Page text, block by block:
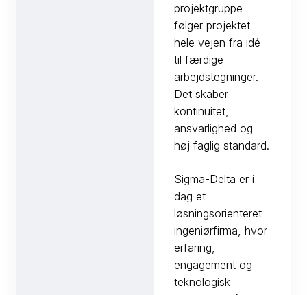
projektgruppe
følger projektet
hele vejen fra idé
til færdige
arbejdstegninger.
Det skaber
kontinuitet,
ansvarlighed og
høj faglig standard.
Sigma-Delta er i
dag et
løsningsorienteret
ingeniørfirma, hvor
erfaring,
engagement og
teknologisk